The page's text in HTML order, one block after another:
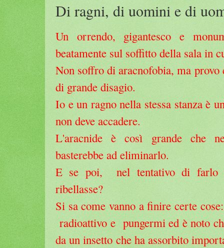
Di ragni, di uomini e di
Un orrendo, gigantesco e
beatamente sul soffitto della sala in
Non soffro di aracnofobia, ma provo
di grande disagio.
Io e un ragno nella stessa stanza è
non deve accadere.
L'aracnide è così grande che
basterebbe ad eliminarlo.
E se poi, nel tentativo di farlo
ribellasse?
Si sa come vanno a finire certe
radioattivo e pungermi ed è noto
da un insetto che ha assorbito